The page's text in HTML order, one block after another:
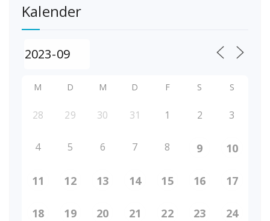
Kalender
M D M D F S S
28 29 30 31 1 2 3
4 5 6 7 8 9 10
11 12 13 14 15 16 17
18 19 20 21 22 23 24